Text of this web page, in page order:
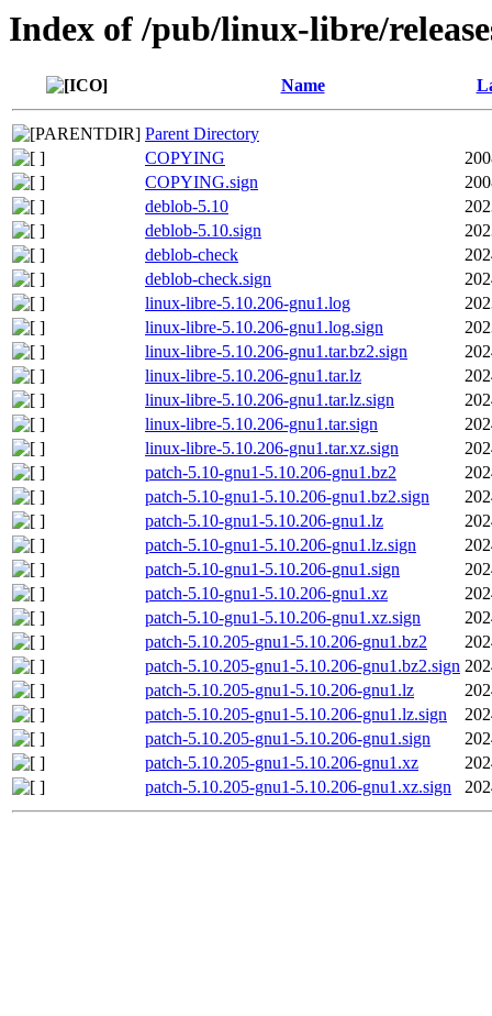
Index of /pub/linux-libre/
Name
Parent Directory
COPYING
COPYING.sign
deblob-5.10
deblob-5.10.sign
deblob-check
deblob-check.sign
linux-libre-5.10.206-gnu1.log
linux-libre-5.10.206-gnu1.log.sign
linux-libre-5.10.206-gnu1.tar.bz2.sign
linux-libre-5.10.206-gnu1.tar.lz
linux-libre-5.10.206-gnu1.tar.lz.sign
linux-libre-5.10.206-gnu1.tar.sign
linux-libre-5.10.206-gnu1.tar.xz.sign
patch-5.10-gnu1-5.10.206-gnu1.bz2
patch-5.10-gnu1-5.10.206-gnu1.bz2.sign
patch-5.10-gnu1-5.10.206-gnu1.lz
patch-5.10-gnu1-5.10.206-gnu1.lz.sign
patch-5.10-gnu1-5.10.206-gnu1.sign
patch-5.10-gnu1-5.10.206-gnu1.xz
patch-5.10-gnu1-5.10.206-gnu1.xz.sign
patch-5.10.205-gnu1-5.10.206-gnu1.bz2
patch-5.10.205-gnu1-5.10.206-gnu1.bz2.sign
patch-5.10.205-gnu1-5.10.206-gnu1.lz
patch-5.10.205-gnu1-5.10.206-gnu1.lz.sign
patch-5.10.205-gnu1-5.10.206-gnu1.sign
patch-5.10.205-gnu1-5.10.206-gnu1.xz
patch-5.10.205-gnu1-5.10.206-gnu1.xz.sign